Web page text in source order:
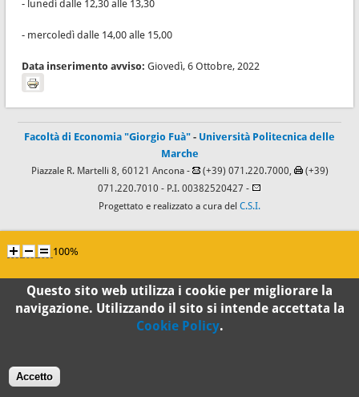
- lunedì dalle 12,30 alle 13,30
- mercoledì dalle 14,00 alle 15,00
Data inserimento avviso: Giovedì, 6 Ottobre, 2022
Facoltà di Economia "Giorgio Fuà" - Università Politecnica delle
Marche
Piazzale R. Martelli 8, 60121 Ancona - (+39) 071.220.7000,
(+39)
071.220.7010 - P.I. 00382520427 -
Progettato e realizzato a cura del C.S.I.
100%
Standard
Questo sito web utilizza i cookie per migliorare la
navigazione. Utilizzando il sito si intende accettata la
Cookie Policy.
Accetto